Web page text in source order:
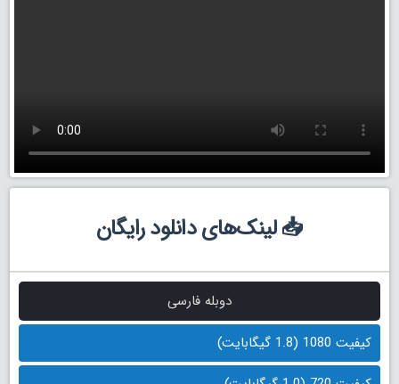
📥 لینک‌های دانلود رایگان
دوبله فارسی
کیفیت 1080 (1.8 گیگابایت)